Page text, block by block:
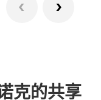
克的共享